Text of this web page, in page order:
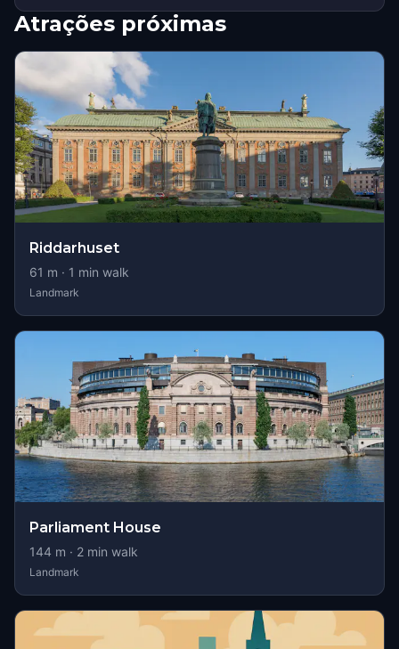
Atrações próximas
Riddarhuset
61 m · 1 min walk
Landmark
Parliament House
144 m · 2 min walk
Landmark